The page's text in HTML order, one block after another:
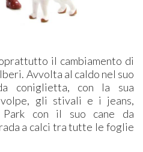
il cambiamento di
Avvolta al caldo nel suo
coniglietta, con la sua
volpe, gli stivali e i jeans,
con il suo cane da
a calci tra tutte le foglie